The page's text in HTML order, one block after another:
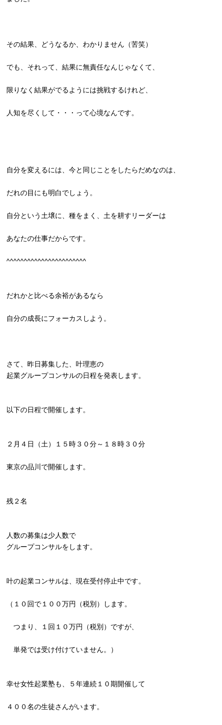
その結果、どうなるか、わかりません（苦笑）
でも、それって、結果に無責任なんじゃなくて、
限りなく結果がでるようには挑戦するけれど、
人知を尽くして・・・って心境なんです。
自分を変えるには、今と同じことをしたらだめなのは、
だれの目にも明白でしょう。
自分という土壌に、種をまく、土を耕すリーダーは
あなたの仕事だからです。
^^^^^^^^^^^^^^^^^^^^^^^
だれかと比べる余裕があるなら
自分の成長にフォーカスしよう。
さて、昨日募集した、叶理恵の
起業グループコンサルの日程を発表します。
以下の日程で開催します。
２月４日（土）１５時３０分～１８時３０分
東京の品川で開催します。
残２名
人数の募集は少人数で
グループコンサルをします。
叶の起業コンサルは、現在受付停止中です。
（１０回で１００万円（税別）します。
つまり、１回１０万円（税別）ですが、
単発では受け付けていません。）
幸せ女性起業塾も、５年連続１０期開催して
４００名の生徒さんがいます。